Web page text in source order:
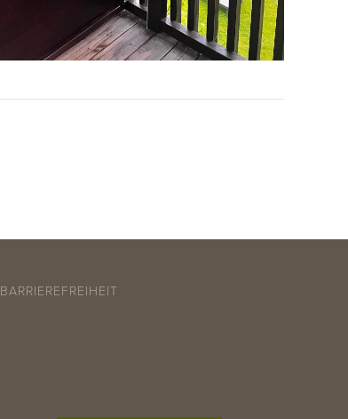
BARRIEREFREIHEIT